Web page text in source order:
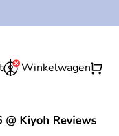
Winkelwagenshopping_cart